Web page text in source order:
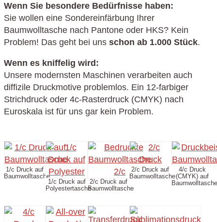
Wenn Sie besondere Bedürfnisse haben:
Sie wollen eine Sondereinfärbung Ihrer
Baumwolltasche nach Pantone oder HKS? Kein
Problem! Das geht bei uns schon ab 1.000 Stück.
Wenn es kniffelig wird:
Unsere modernsten Maschinen verarbeiten auch
diffizile Druckmotive problemlos. Ein 12-farbiger
Strichdruck oder 4c-Rasterdruck (CMYK) nach
Euroskala ist für uns gar kein Problem.
1/c Druck auf
Baumwolltasche
1/c Druck auf
Polyestertasche
2/c Druck auf
Baumwolltasche
2/c Druck auf
Baumwolltasche
4/c Druck
(CMYK) auf
Baumwolltasche